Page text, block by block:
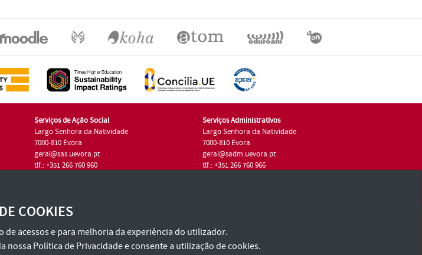
Serviços de Ação Social
Largo Senhora da Natividade
7000-810 Évora
geral@sas.uevora.pt
tlf.: +351 266 760 960
Serviços Administrativos
Largo Senhora da Natividade
7000-810 Évora
geral@sadm.uevora.pt
tlf.: +351 266 760 966
COOKIES
acessos e para melhoria da experiência do utilizador.
nossa Política de Privacidadee consente a utilização de cookies.